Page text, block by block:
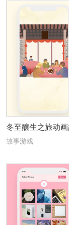
冬至釀生之旅动
互
故事游戏